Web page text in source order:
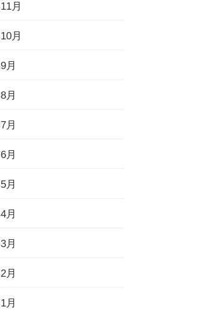
月
月
月
月
月
月
月
月
月
月
月